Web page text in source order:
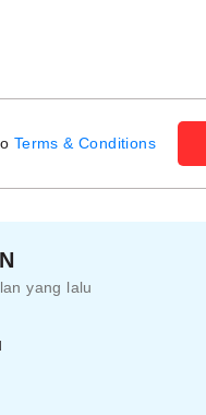
Terms & Conditions
yang lalu